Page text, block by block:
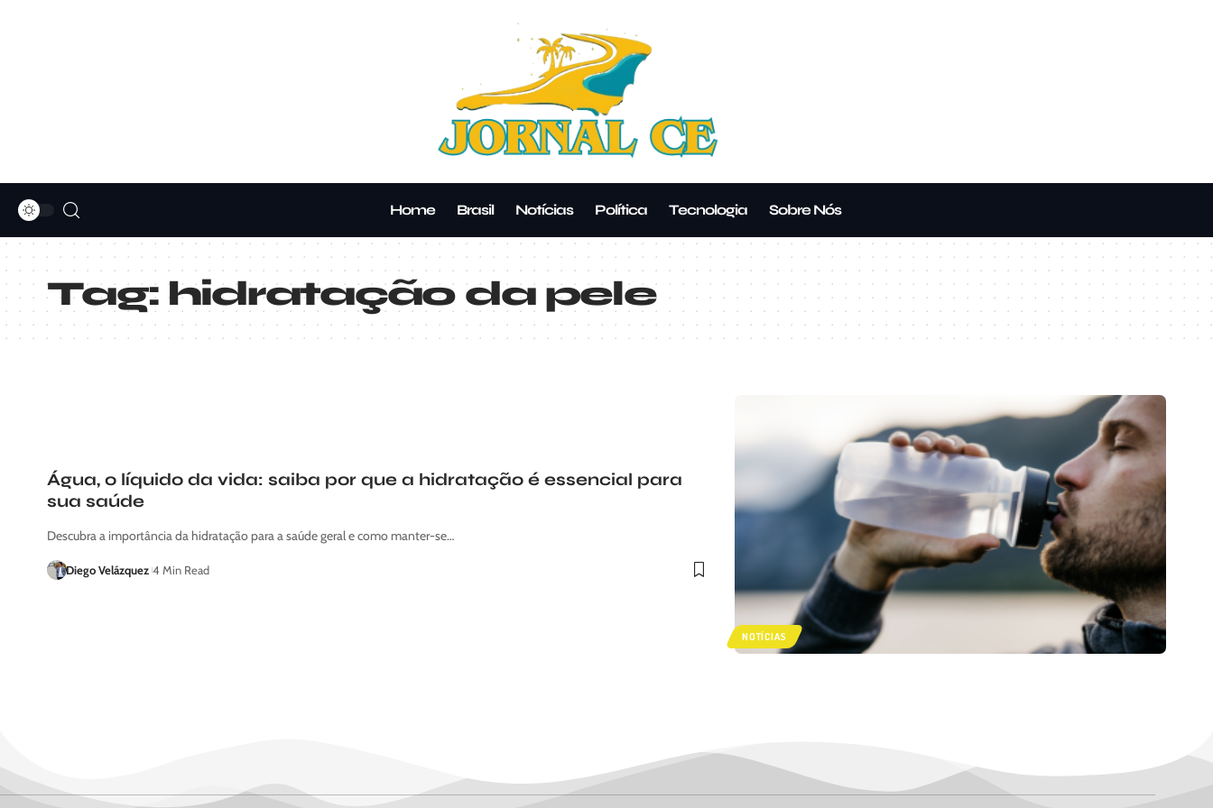
Home Brasil Notícias Política Tecnologia Sobre Nós
Tag: hidratação da pele
NOTÍCIAS
Água, o líquido da vida: saiba por que a hidratação é essencial para
sua saúde
Descubra a importância da hidratação para a saúde geral e como manter-se…
Diego Velázquez 4 Min Read